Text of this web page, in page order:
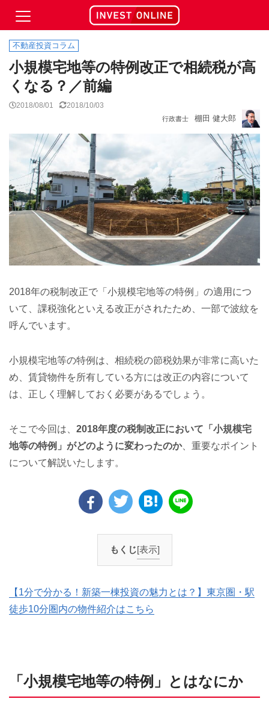
不動産投資コラム
小規模宅地等の特例改正で相続税が高
くなる？／前編
2018/08/01 2018/10/03
行政書士 棚田 健大郎
2018年の税制改正で「小規模宅地等の特例」の適用につ
いて、課税強化といえる改正がされたため、一部で波紋を
呼んでいます。
小規模宅地等の特例は、相続税の節税効果が非常に高いた
め、賃貸物件を所有している方には改正の内容について
は、正しく理解しておく必要があるでしょう。
そこで今回は、 2018年度の税制改正において「小規模宅
地等の特例」がどのように変わったのか、重要なポイント
について解説いたします。
もくじ[表示]
【1分で分かる！新築一棟投資の魅力とは？】東京圏・駅
徒歩10分圏内の物件紹介はこちら
「小規模宅地等の特例」とはなにか